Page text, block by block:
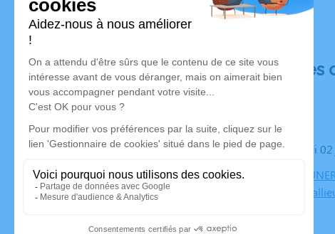
Déroulé des
Le vendredi
CENTRE
Bourgoin